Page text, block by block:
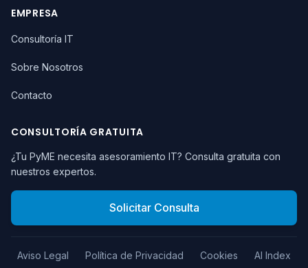
EMPRESA
Consultoría IT
Sobre Nosotros
Contacto
CONSULTORÍA GRATUITA
¿Tu PyME necesita asesoramiento IT? Consulta gratuita con
nuestros expertos.
Solicitar Consulta
Aviso Legal Política de Privacidad Cookies AI Index